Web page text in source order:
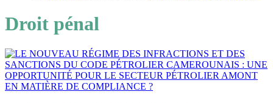
Droit pénal